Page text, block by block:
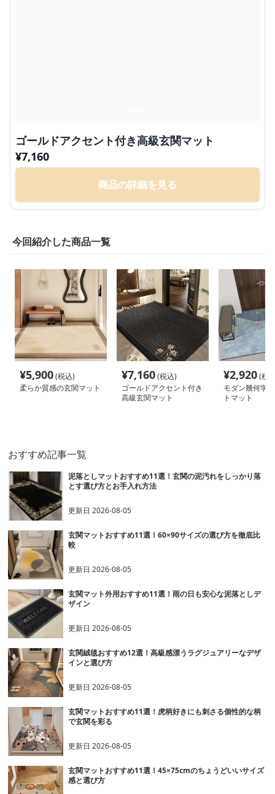
ゴールドアクセント付き高級玄関マット
¥7,160
商品の詳細を見る
今回紹介した商品一覧
¥5,900(税込)
柔らか質感の玄関マット
¥7,160(税込)
ゴールドアクセント付き
高級玄関マット
¥2,920(税
モダン幾何学
トマット
おすすめ記事一覧
泥落としマットおすすめ11選！玄関の泥汚れをしっかり落
とす選び方とお手入れ方法
更新日2026-08-05
玄関マットおすすめ11選！60×90サイズの選び方を徹底比
較
更新日2026-08-05
玄関マット外用おすすめ11選！雨の日も安心な泥落としデ
ザイン
更新日2026-08-05
玄関絨毯おすすめ12選！高級感漂うラグジュアリーなデザ
インと選び方
更新日2026-08-05
玄関マットおすすめ11選！虎柄好きにも刺さる個性的な柄
で玄関を彩る
更新日2026-08-05
玄関マットおすすめ11選！45×75cmのちょうどいいサイズ
感と選び方